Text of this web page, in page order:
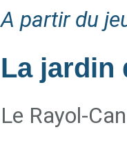
A partir du
La jardin
Le Rayol-